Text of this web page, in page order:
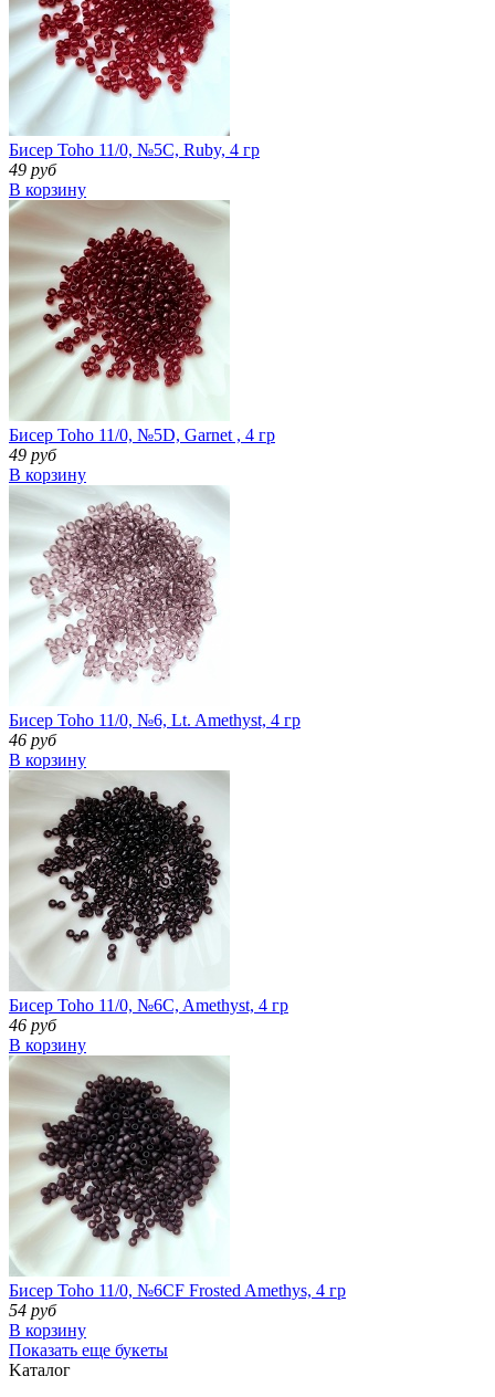
Бисер Toho 11/0, №5С, Ruby, 4 гр
49 руб
В корзину
Бисер Toho 11/0, №5D, Garnet , 4 гр
49 руб
В корзину
Бисер Toho 11/0, №6, Lt. Amethyst, 4 гр
46 руб
В корзину
Бисер Toho 11/0, №6C, Amethyst, 4 гр
46 руб
В корзину
Бисер Toho 11/0, №6CF Frosted Amethys, 4 гр
54 руб
В корзину
Показать еще букеты
Kаталог